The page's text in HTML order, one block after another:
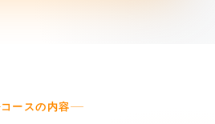
コースの内容